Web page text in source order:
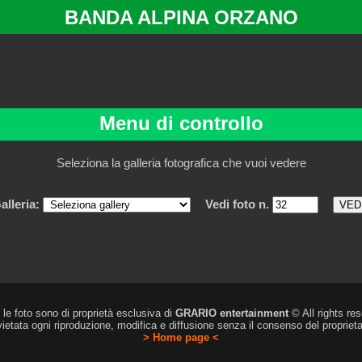
BANDA ALPINA ORZANO
Menu di controllo
Seleziona la galleria fotografica che vuoi vedere
Vedi foto n.
le foto sono di proprietà esclusiva di GRARIO entertainment© All rights
ogni riproduzione, modifica e diffusione senza il consenso del
> Home page <